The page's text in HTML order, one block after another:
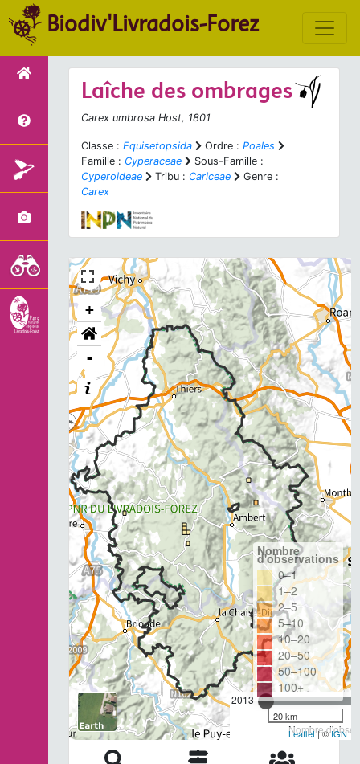
Biodiv'Livradois-Forez
Laîche des ombrages
Carex umbrosa Host, 1801
Classe : Equisetopsida Ordre : Poales
Famille : Cyperaceae
Sous-Famille :
Cyperoideae
Tribu : Cariceae
Genre :
Carex
+
-
2013
Nombre
Nombre
d'observations
0–1
1–2
2–5
5–10
10–20
20–50
50–100
100+
20 km
Leaflet| ©IGN